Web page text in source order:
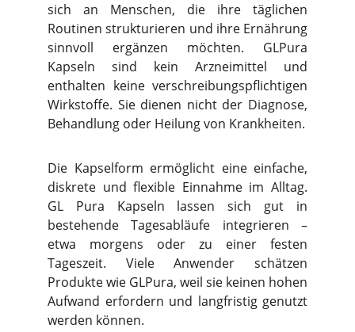
sich an Menschen, die ihre täglichen
Routinen strukturieren und ihre Ernährung
sinnvoll ergänzen möchten. GLPura
Kapseln sind kein Arzneimittel und
enthalten keine verschreibungspflichtigen
Wirkstoffe. Sie dienen nicht der Diagnose,
Behandlung oder Heilung von Krankheiten.
Die Kapselform ermöglicht eine einfache,
diskrete und flexible Einnahme im Alltag.
GL Pura Kapseln lassen sich gut in
bestehende Tagesabläufe integrieren –
etwa morgens oder zu einer festen
Tageszeit. Viele Anwender schätzen
Produkte wie GLPura, weil sie keinen hohen
Aufwand erfordern und langfristig genutzt
werden können.